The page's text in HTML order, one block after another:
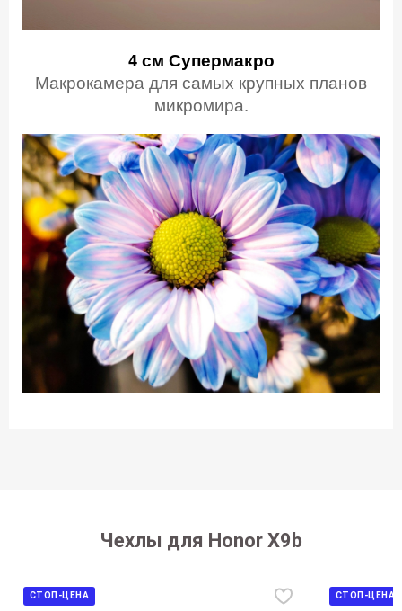
4 см Супермакро
Макрокамера для самых крупных планов
микромира.
Чехлы для Honor X9b
СТОП-ЦЕНА СТОП-ЦЕНА